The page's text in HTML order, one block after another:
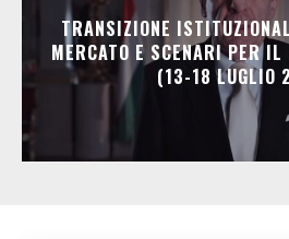
TRANSIZIONE
MERCATO E SCENARI PER IL
(13-18 LUGLIO